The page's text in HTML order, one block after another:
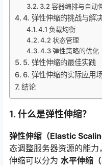
3.2 容器编排与自动
4. 弹性伸缩的挑战与解
4.1 负载均衡
4.2 状态管理
4.3 弹性策略的优化
5. 弹性伸缩的最佳实践
6. 弹性伸缩的实际应用
结论
1. 什么是弹性伸缩？
弹性伸缩（Elastic
态调整服务器资源的能
伸缩可以分为 水平伸缩